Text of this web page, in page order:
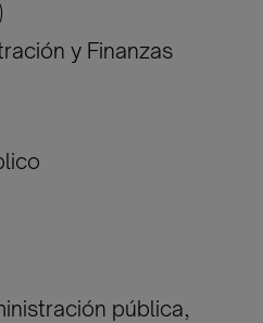
y Finanzas
pública,